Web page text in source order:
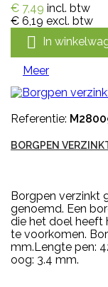
€ 7,49 incl. btw
€ 6,19 excl. btw
 In
Meer
Referentie:
BORGPEN
Borgpen verzinkt
genoemd. Een
die het doel heeft
te voorkomen.
mm.Lengte pen:
oog: 3.4 mm.